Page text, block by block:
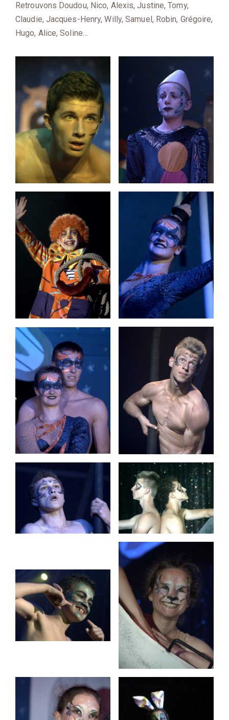
Retrouvons Doudou, Nico, Alexis, Justine, Tomy,
Claudie, Jacques-Henry, Willy, Samuel, Robin, Grégoire,
Hugo, Alice, Soline…